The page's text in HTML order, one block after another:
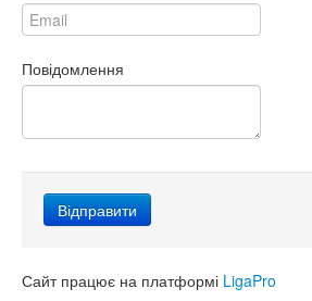
Повідомлення
Сайт працює на платформі LigaPro